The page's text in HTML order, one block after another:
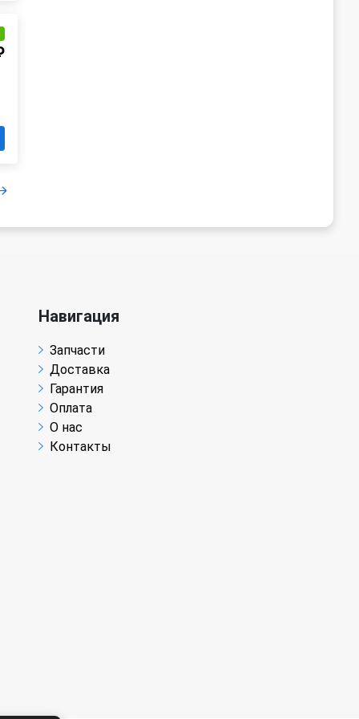
Навигация
Запчасти
Доставка
Гарантия
Оплата
О нас
Контакты